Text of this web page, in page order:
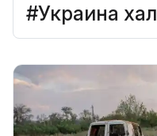
#Украина